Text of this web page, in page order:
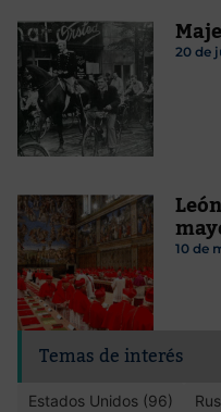
20 de
10 de
Temas de interés
Estados Unidos (96)